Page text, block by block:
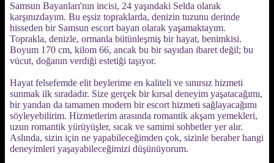
Samsun Bayanları'nın incisi, 24 yaşındaki Selda olarak
karşınızdayım. Bu eşsiz topraklarda, denizin tuzunu derinde
hisseden bir Samsun escort bayan olarak yaşamaktayım.
Toprakla, denizle, ormanla bütünleşmiş bir hayat, benimkisi.
Boyum 170 cm, kilom 66, ancak bu bir sayıdan ibaret değil; bu
vücut, doğanın verdiği estetiği taşıyor.
Hayat felsefemde elit beylerime en kaliteli ve sınırsız hizmeti
sunmak ilk sıradadır. Size gerçek bir kırsal deneyim yaşatacağımı,
bir yandan da tamamen modern bir escort hizmeti sağlayacağımı
söyleyebilirim. Hizmetlerim arasında romantik akşam yemekleri,
uzun romantik yürüyüşler, sıcak ve samimi sohbetler yer alır.
Aslında, sizin için ne yapabileceğimden çok, sizinle beraber hangi
deneyimleri yaşayabileceğimizi düşünüyorum.